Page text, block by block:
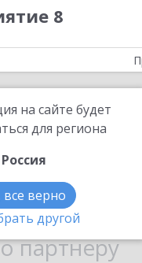
8
на сайте будет
для региона
Россия
верно
другой
Краснодарский
237-6990
партнеру